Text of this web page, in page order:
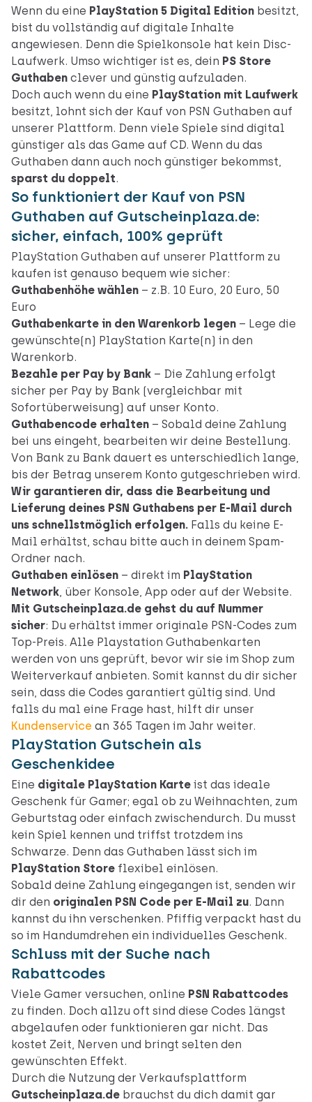
Wenn du eine PlayStation 5 Digital Edition besitzt,
bist du vollständig auf digitale Inhalte
angewiesen. Denn die Spielkonsole hat kein Disc-
Laufwerk. Umso wichtiger ist es, dein PS Store
Guthaben clever und günstig aufzuladen.
Doch auch wenn du eine PlayStation mit Laufwerk
besitzt, lohnt sich der Kauf von PSN Guthaben auf
unserer Plattform. Denn viele Spiele sind digital
günstiger als das Game auf CD. Wenn du das
Guthaben dann auch noch günstiger bekommst,
sparst du doppelt.
So funktioniert der Kauf von PSN
Guthaben auf Gutscheinplaza.de:
sicher, einfach, 100% geprüft
PlayStation Guthaben auf unserer Plattform zu
kaufen ist genauso bequem wie sicher:
Guthabenhöhe wählen – z.B. 10 Euro, 20 Euro, 50
Euro
Guthabenkarte in den Warenkorb legen – Lege die
gewünschte(n) PlayStation Karte(n) in den
Warenkorb.
Bezahle per Pay by Bank – Die Zahlung erfolgt
sicher per Pay by Bank (vergleichbar mit
Sofortüberweisung) auf unser Konto.
Guthabencode erhalten – Sobald deine Zahlung
bei uns eingeht, bearbeiten wir deine Bestellung.
Von Bank zu Bank dauert es unterschiedlich lange,
bis der Betrag unserem Konto gutgeschrieben wird.
Wir garantieren dir, dass die Bearbeitung und
Lieferung deines PSN Guthabens per E-Mail durch
uns schnellstmöglich erfolgen. Falls du keine E-
Mail erhältst, schau bitte auch in deinem Spam-
Ordner nach.
Guthaben einlösen – direkt im PlayStation
Network, über Konsole, App oder auf der Website.
Mit Gutscheinplaza.de gehst du auf Nummer
sicher: Du erhältst immer originale PSN-Codes zum
Top-Preis. Alle Playstation Guthabenkarten
werden von uns geprüft, bevor wir sie im Shop zum
Weiterverkauf anbieten. Somit kannst du dir sicher
sein, dass die Codes garantiert gültig sind. Und
falls du mal eine Frage hast, hilft dir unser
Kundenservice an 365 Tagen im Jahr weiter.
PlayStation Gutschein als
Geschenkidee
Eine digitale PlayStation Karte ist das ideale
Geschenk für Gamer; egal ob zu Weihnachten, zum
Geburtstag oder einfach zwischendurch. Du musst
kein Spiel kennen und triffst trotzdem ins
Schwarze. Denn das Guthaben lässt sich im
PlayStation Store flexibel einlösen.
Sobald deine Zahlung eingegangen ist, senden wir
dir den originalen PSN Code per E-Mail zu. Dann
kannst du ihn verschenken. Pfiffig verpackt hast du
so im Handumdrehen ein individuelles Geschenk.
Schluss mit der Suche nach
Rabattcodes
Viele Gamer versuchen, online PSN Rabattcodes
zu finden. Doch allzu oft sind diese Codes längst
abgelaufen oder funktionieren gar nicht. Das
kostet Zeit, Nerven und bringt selten den
gewünschten Effekt.
Durch die Nutzung der Verkaufsplattform
Gutscheinplaza.de brauchst du dich damit gar